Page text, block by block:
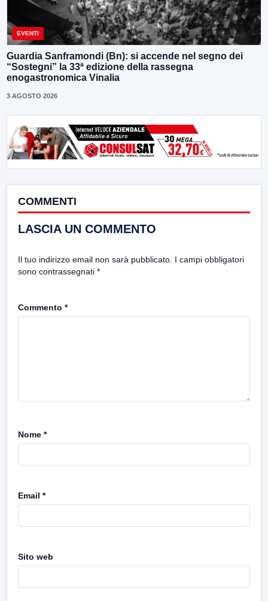
EVENTI
Guardia Sanframondi (Bn): si accende nel segno dei
“Sostegni” la 33ª edizione della rassegna
enogastronomica Vinalia
3 AGOSTO 2026
COMMENTI
LASCIA UN COMMENTO
Il tuo indirizzo email non sarà pubblicato. I campi obbligatori
sono contrassegnati *
Commento *
Nome *
Email *
Sito web